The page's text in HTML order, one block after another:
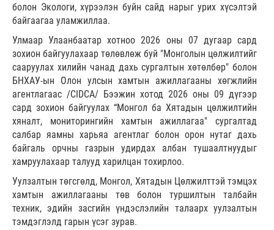
болон Экологи, хүрээлэн буйн сайд нарыг урих хүсэлтэй
байгаагаа уламжиллаа.
Улмаар Улаанбаатар хотноо 2026 оны 07 дугаар сард
зохион байгуулахаар төлөвлөж буй "Монголын цөлжилтийг
сааруулах хилийн чанад дахь сургалтын хөтөлбөр" болон
БНХАУ-ын Олон улсын хамтын ажиллагааны хөгжлийн
агентлагаас /CIDCA/ Бээжин хотод 2026 оны 09 дүгээр
сард зохион байгуулах “Монгол ба Хятадын цөлжилтийн
хяналт, мониторингийн хамтын ажиллагаа" сургалтад
салбар яамны харьяа агентлаг болон орон нутаг дахь
байгаль орчны газрын удирдах албан тушаалтнуудыг
хамруулахаар талууд харилцан тохирлоо.
Уулзалтын төгсгөлд, Монгол, Хятадын Цөлжилттэй тэмцэх
хамтын ажиллагааны төв болон туршилтын талбайн
техник, эдийн засгийн үндэслэлийн талаарх уулзалтын
тэмдэглэлд гарын үсэг зурав.